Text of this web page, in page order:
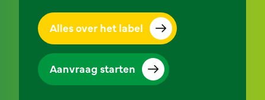
Alles over het label
Aanvraag starten